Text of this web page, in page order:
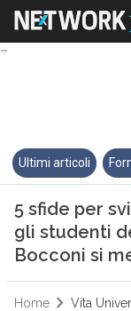
Ultimi articoli
5 sfide per
gli studenti
Bocconi si
Home Vita